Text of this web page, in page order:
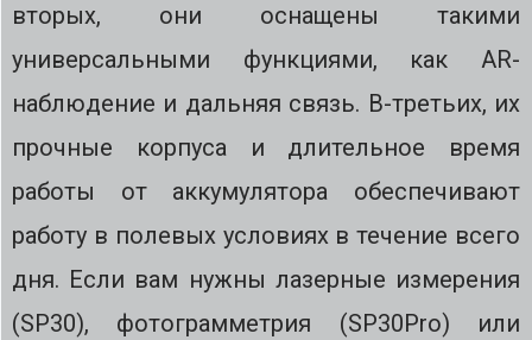
вторых, они оснащены такими
универсальными функциями, как AR-
наблюдение и дальняя связь. В-третьих, их
прочные корпуса и длительное время
работы от аккумулятора обеспечивают
работу в полевых условиях в течение всего
дня. Если вам нужны лазерные измерения
(SP30), фотограмметрия (SP30Pro) или